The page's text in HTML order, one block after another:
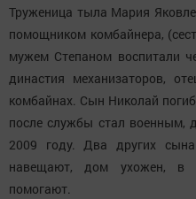
Труженица тыла Мария
помощником комбайнера,
мужем Степаном воспитали
династия механизаторов,
комбайнах. Сын Николай
после службы стал военным,
2009 году. Два других
навещают, дом ухожен, в
помогают.